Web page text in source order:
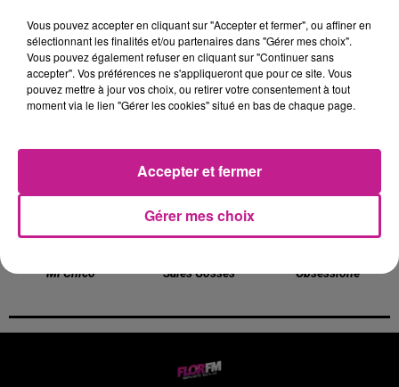
SLIMANE
Premiere Fois
MAGIC SYSTEM FEAT.
113
Un Gaou A Oran
BRUNO MARS
I Just Might
Mi Chico Sales Gosses Obsessione
Vous pouvez accepter en cliquant sur "Accepter et fermer", ou affiner en
sélectionnant les finalités et/ou partenaires dans "Gérer mes choix".
Vous pouvez également refuser en cliquant sur "Continuer sans
accepter". Vos préférences ne s'appliqueront que pour ce site. Vous
pouvez mettre à jour vos choix, ou retirer votre consentement à tout
moment via le lien "Gérer les cookies" situé en bas de chaque page.
Gérer mes choix
Accepter et fermer